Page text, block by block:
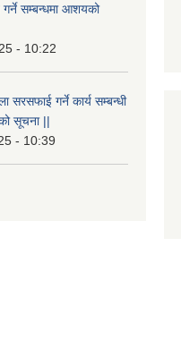
सम्बन्धमा आशयको
- 10:22
सरसफाई गर्ने कार्य सम्बन्धी
सूचना ||
- 10:39